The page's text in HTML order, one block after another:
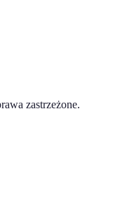
zastrzeżone.